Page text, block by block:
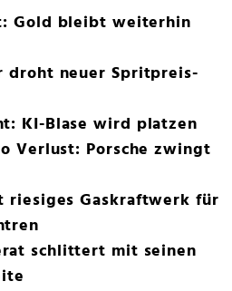
Gold bleibt weiterhin
droht neuer Spritpreis-
KI-Blase wird platzen
Verlust: Porsche zwingt
riesiges Gaskraftwerk für
schlittert mit seinen